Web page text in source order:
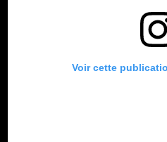
Voir cette